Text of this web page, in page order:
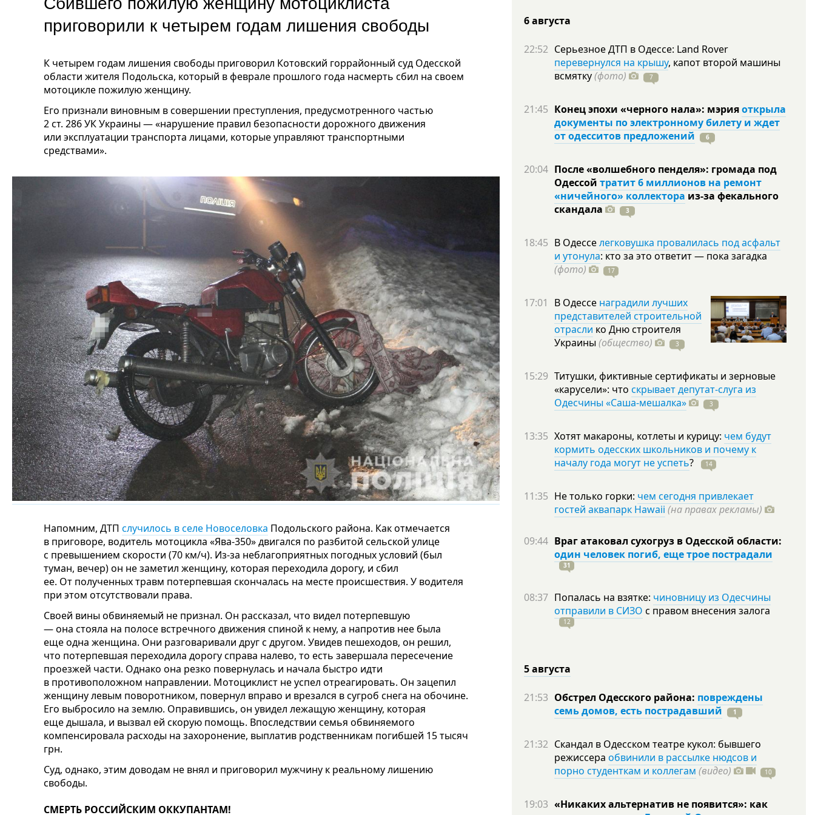
приговорили к четырем годам лишения свободы
К четырем годам лишения свободы приговорил Котовский горрайонный суд Одесской
области жителя Подольска, который в феврале прошлого года насмерть сбил на своем
мотоцикле пожилую женщину.
Его признали виновным в совершении преступления, предусмотренного частью
2 ст. 286 УК Украины — «нарушение правил безопасности дорожного движения
или эксплуатации транспорта лицами, которые управляют транспортными
средствами».
Напомним, ДТП случилось в селе Новоселовка Подольского района. Как отмечается
в приговоре, водитель мотоцикла «Ява-350» двигался по разбитой сельской улице
с превышением скорости (70 км/ч). Из-за неблагоприятных погодных условий (был
туман, вечер) он не заметил женщину, которая переходила дорогу, и сбил
ее. От полученных травм потерпевшая скончалась на месте происшествия. У водителя
при этом отсутствовали права.
Своей вины обвиняемый не признал. Он рассказал, что видел потерпевшую
— она стояла на полосе встречного движения спиной к нему, а напротив нее была
еще одна женщина. Они разговаривали друг с другом. Увидев пешеходов, он решил,
что потерпевшая переходила дорогу справа налево, то есть завершала пересечение
проезжей части. Однако она резко повернулась и начала быстро идти
в противоположном направлении. Мотоциклист не успел отреагировать. Он зацепил
женщину левым поворотником, повернул вправо и врезался в сугроб снега на обочине.
Его выбросило на землю. Оправившись, он увидел лежащую женщину, которая
еще дышала, и вызвал ей скорую помощь. Впоследствии семья обвиняемого
компенсировала расходы на захоронение, выплатив родственникам погибшей 15 тысяч
грн.
Суд, однако, этим доводам не внял и приговорил мужчину к реальному лишению
свободы.
СМЕРТЬ РОССИЙСКИМ ОККУПАНТАМ!
6 августа
22:52 Серьезное ДТП в Одессе: Land Rover
перевернулся на крышу, капот второй машины
всмятку(фото) 7
21:45 Конец эпохи «черного нала»: мэрияоткрыла
документы по электронному билету и ждет
от одесситов предложений
6
20:04 После «волшебного пенделя»: громада под
Одессой тратит 6 миллионов на ремонт
«ничейного» коллектора из-за фекального
скандала
3
18:45 В Одесселегковушка провалилась под асфальт
и утонула: кто за это ответит — пока загадка
(фото)
17
17:01 В Одессе наградили лучших
представителей строительной
отрасли ко Дню строителя
Украины (общество) 3
15:29 Титушки, фиктивные сертификаты и зерновые
«карусели»: что скрывает депутат-слуга из
Одесчины «Саша-мешалка»
3
13:35 Хотят макароны, котлеты и курицу: чем будут
кормить одесских школьников и почему к
началу года могут не успеть? 14
11:35 Не только горки: чем сегодня привлекает
гостей аквапарк Hawaii (на правах рекламы)
09:44 Враг атаковал сухогруз в Одесской области:
один человек погиб, еще трое пострадали
31
08:37 Попалась на взятке: чиновницу из Одесчины
отправили в СИЗО с правом внесения залога
12
5 августа
21:53 Обстрел Одесского района: повреждены
семь домов, есть пострадавший
1
21:32 Скандал в Одесском театре кукол: бывшего
режиссера обвинили в рассылке нюдсов и
порно студенткам и коллегам (видео) 10
19:03 «Никаких альтернатив не появится»: как